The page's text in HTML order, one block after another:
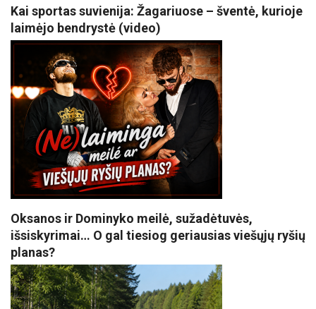
Kai sportas suvienija: Žagariuose – šventė, kurioje
laimėjo bendrystė (video)
Oksanos ir Dominyko meilė, sužadėtuvės,
išsiskyrimai… O gal tiesiog geriausias viešųjų ryšių
planas?